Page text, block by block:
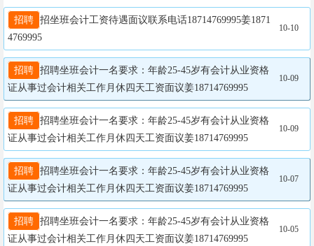
招聘 招坐班会计工资待遇面议联系电话18714769995姜1871
4769995
10-10
招聘 招聘坐班会计一名要求：年龄25-45岁有会计从业资格
证从事过会计相关工作月休四天工资面议姜18714769995
10-09
招聘 招聘坐班会计一名要求：年龄25-45岁有会计从业资格
证从事过会计相关工作月休四天工资面议姜18714769995
10-09
招聘 招聘坐班会计一名要求：年龄25-45岁有会计从业资格
证从事过会计相关工作月休四天工资面议姜18714769995
10-07
招聘 招聘坐班会计一名要求：年龄25-45岁有会计从业资格
证从事过会计相关工作月休四天工资面议姜18714769995
10-05